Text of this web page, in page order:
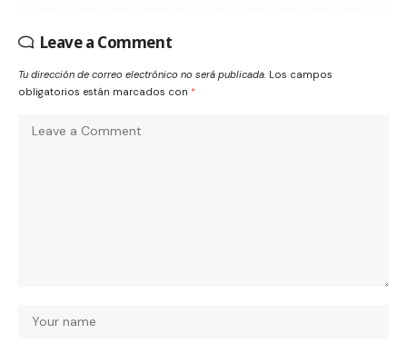
Leave a Comment
Tu dirección de correo electrónico no será publicada. Los campos
obligatorios están marcados con *